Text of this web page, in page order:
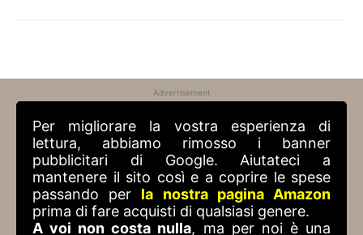
Advertisement
Per migliorare la vostra esperienza di
lettura, abbiamo rimosso i banner
pubblicitari di Google. Aiutateci a
mantenere il sito così e a coprire le spese
passando per la nostra pagina Amazon
prima di fare acquisti di qualsiasi genere.
A voi non costa nulla, ma per noi è una